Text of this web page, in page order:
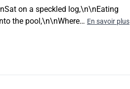
on a speckled log,\n\nEating
the pool,\n\nWhere… En savoir plus